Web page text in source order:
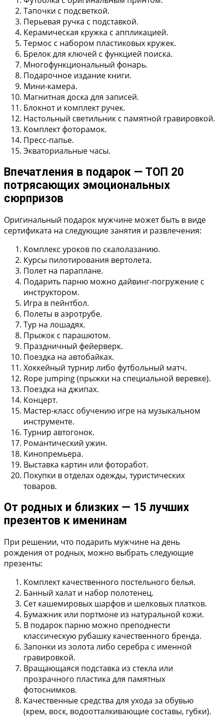
Тапочки с подсветкой.
Перьевая ручка с подставкой.
Керамическая кружка с аппликацией.
Термос с набором пластиковых кружек.
Брелок для ключей с функцией поиска.
Многофункциональный фонарь.
Подарочное издание книги.
Мини-камера.
Магнитная доска для записей.
Блокнот и комплект ручек.
Настольный светильник с памятной гравировкой.
Комплект фоторамок.
Пресс-папье.
Экваториальные часы.
Впечатления в подарок — ТОП 20
потрясающих эмоциональных
сюрпризов
Оригинальный подарок мужчине может быть в виде
сертификата на следующие занятия и развлечения:
Комплекс уроков по скалолазанию.
Курсы пилотирования вертолета.
Полет на параплане.
Подарить парню можно дайвинг-погружение с
инструктором.
Игра в пейнтбол.
Полеты в аэротрубе.
Тур на лошадях.
Прыжок с парашютом.
Праздничный фейерверк.
Поездка на автобайках.
Хоккейный турнир либо футбольный матч.
Rope jumping (прыжки на специальной веревке).
Поездка на джипах.
Концерт.
Мастер-класс обучению игре на музыкальном
инструменте.
Турнир автогонок.
Романтический ужин.
Кинопремьера.
Выставка картин или фоторабот.
Покупки в отделах одежды, туристических
товаров.
От родных и близких — 15 лучших
презентов к именинам
При решении, что подарить мужчине на день
рождения от родных, можно выбрать следующие
презенты:
Комплект качественного постельного белья.
Банный халат и набор полотенец.
Сет кашемировых шарфов и шелковых платков.
Бумажник или портмоне из натуральной кожи.
В подарок парню можно преподнести
классическую рубашку качественного бренда.
Запонки из золота либо серебра с именной
гравировкой.
Вращающаяся подставка из стекла или
прозрачного пластика для памятных
фотоснимков.
Качественные средства для ухода за обувью
(крем, воск, водоотталкивающие составы, губки).